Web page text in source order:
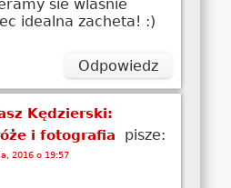
sie wlasnie
idealna zacheta! :)
Odpowiedz
Kędzierski:
i fotografia
pisze:
2016 o 19:57